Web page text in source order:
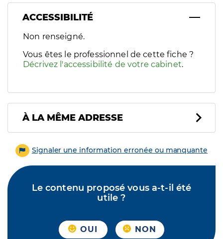
ACCESSIBILITÉ
Filtres
Sélectionnez un ou plusieurs handicaps/besoins
Non renseigné.
Vous êtes le professionnel de cette fiche ?
Décrivez l'accessibilité de votre cabinet.
À LA MÊME ADRESSE
Signaler une information erronée ou manquante
Le contenu proposé vous a-t-il été
utile ?
OUI NON